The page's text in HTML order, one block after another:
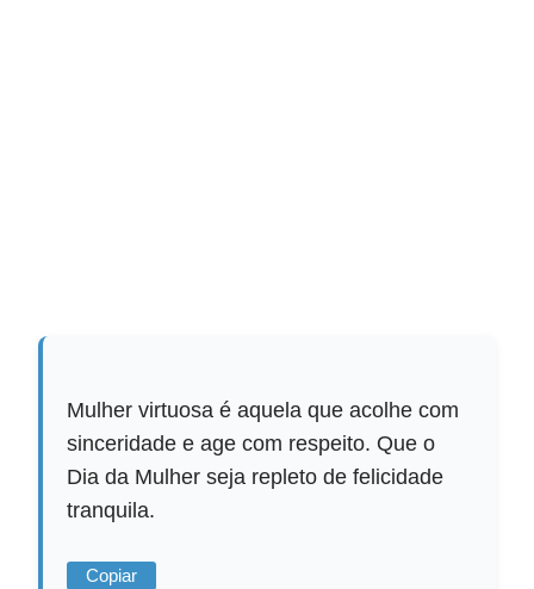
Mulher virtuosa é aquela que acolhe com
sinceridade e age com respeito. Que o
Dia da Mulher seja repleto de felicidade
tranquila.
Copiar